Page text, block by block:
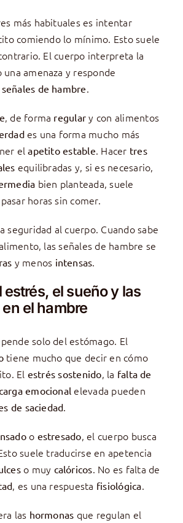
más habituales es intentar
comiendo lo mínimo. Esto suele
El cuerpo interpreta la
una amenaza y responde
señales de hambre.
, de forma regular y con alimentos
es una forma mucho más
elapetito estable. Hacer tres
equilibradas y, si es necesario,
bien planteada, suele
horas sin comer.
seguridad al cuerpo. Cuando sabe
las señales de hambre se
y menos intensas.
estrés, el sueño y las
el hambre
solo del estómago. El
tiene mucho que decir en cómo
El estrés sostenido, la falta de
emocional elevada pueden
de saciedad.
o estresado, el cuerpo busca
suele traducirse en apetencia
o muy calóricos. No es falta de
, es una respuesta fisiológica.
las hormonas que regulan el